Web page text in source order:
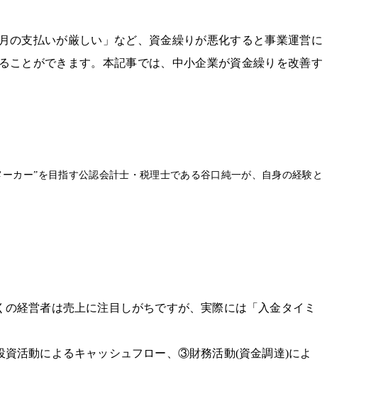
支払いが厳しい」など、資金繰りが悪化すると事業運営に
とができます。本記事では、中小企業が資金繰りを改善す
カー”を目指す公認会計士・税理士である谷口純一が、自身の経験と
経営者は売上に注目しがちですが、実際には「入金タイミ
活動によるキャッシュフロー、③財務活動(資金調達)によ